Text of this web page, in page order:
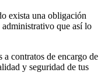
exista una obligación
que así lo
a contratos de encargo de
y seguridad de tus